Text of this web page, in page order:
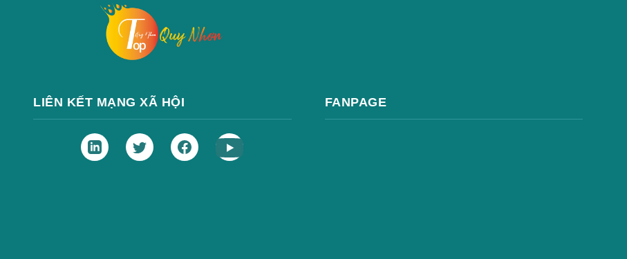
LIÊN KẾT MẠNG XÃ HỘI FANPAGE